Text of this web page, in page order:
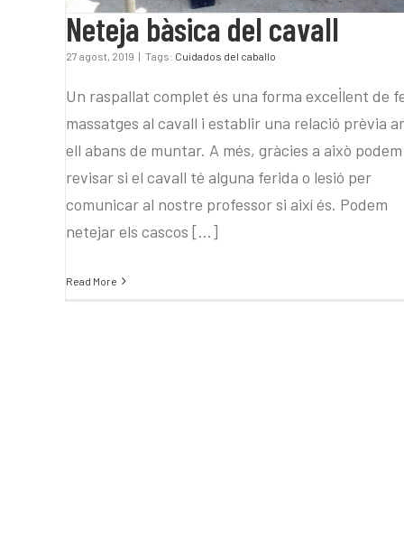
Neteja bàsica del cavall
27 agost, 2019 | Tags: Cuidados del caballo
Un raspallat complet és una forma excel·lent de
massatges al cavall i establir una relació prèvia
ell abans de muntar. A més, gràcies a això podem
revisar si el cavall té alguna ferida o lesió per
comunicar al nostre professor si així és. Podem
netejar els cascos [...]
Read More